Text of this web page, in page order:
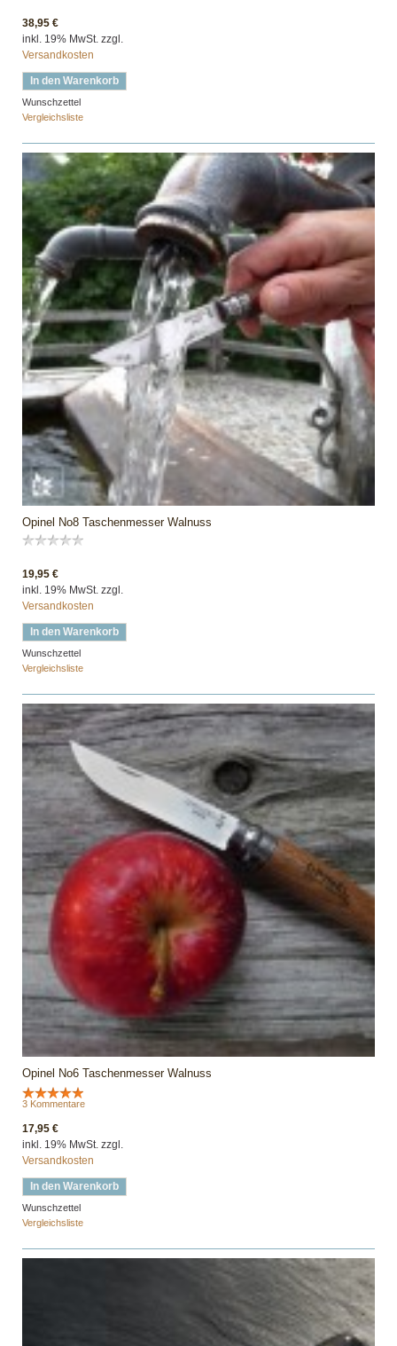
38,95 €
inkl. 19% MwSt. zzgl.
Versandkosten
In den Warenkorb
Wunschzettel
Vergleichsliste
Opinel No8 Taschenmesser Walnuss
19,95 €
inkl. 19% MwSt. zzgl.
Versandkosten
In den Warenkorb
Wunschzettel
Vergleichsliste
Opinel No6 Taschenmesser Walnuss
3 Kommentare
17,95 €
inkl. 19% MwSt. zzgl.
Versandkosten
In den Warenkorb
Wunschzettel
Vergleichsliste